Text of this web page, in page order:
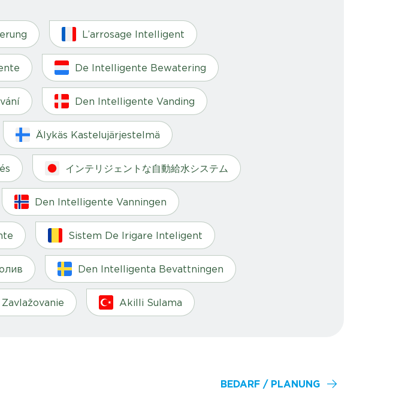
L’arrosage Intelligent
De Intelligente Bewatering
Den Intelligente Vanding
Älykäs Kastelujärjestelmä
インテリジェントな自動給水システム
Den Intelligente Vanningen
Sistem De Irigare Inteligent
Den Intelligenta Bevattningen
Akilli Sulama
BEDARF / PLANUNG